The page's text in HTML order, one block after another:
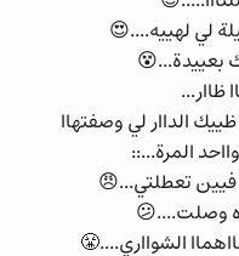
لي لهييه....😍
بعييدة...😵
ظاار...
الداار لي وصفتهاا
المرة...::